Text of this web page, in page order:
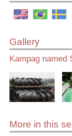
Gallery
Kampag named
More in this